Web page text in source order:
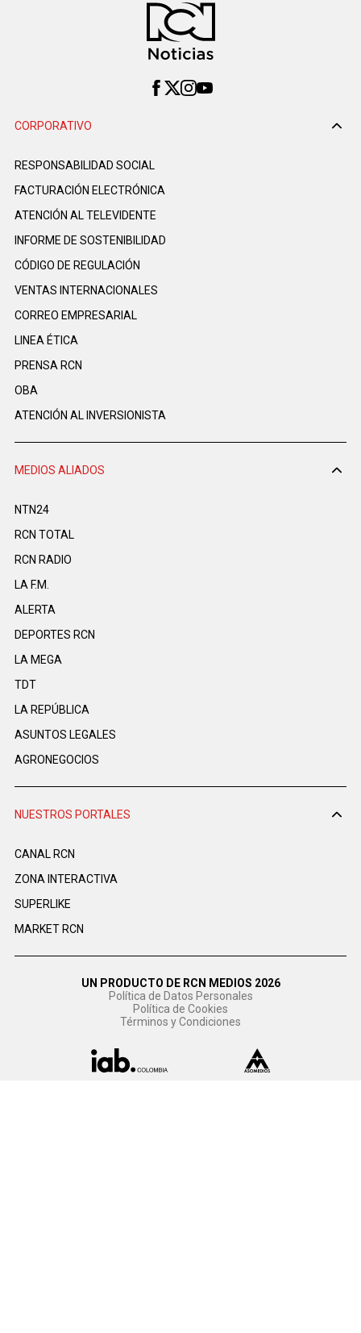
CORPORATIVO
RESPONSABILIDAD SOCIAL
FACTURACIÓN ELECTRÓNICA
ATENCIÓN AL TELEVIDENTE
INFORME DE SOSTENIBILIDAD
CÓDIGO DE REGULACIÓN
VENTAS INTERNACIONALES
CORREO EMPRESARIAL
LINEA ÉTICA
PRENSA RCN
OBA
ATENCIÓN AL INVERSIONISTA
MEDIOS ALIADOS
NTN24
RCN TOTAL
RCN RADIO
LA F.M.
ALERTA
DEPORTES RCN
LA MEGA
TDT
LA REPÚBLICA
ASUNTOS LEGALES
AGRONEGOCIOS
NUESTROS PORTALES
CANAL RCN
ZONA INTERACTIVA
SUPERLIKE
MARKET RCN
UN PRODUCTO DE RCN MEDIOS 2026
Política de Datos Personales
Política de Cookies
Términos y Condiciones